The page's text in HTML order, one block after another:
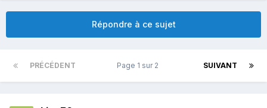
Répondre à ce sujet
PRÉCÉDENT SUIVANT
Page 1 sur 2